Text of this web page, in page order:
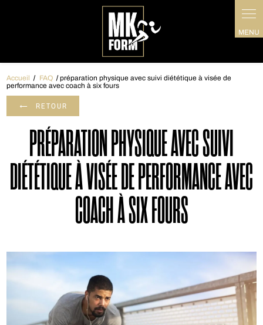
Accueil FAQ préparation physique avec suivi diététique à visée de
performance avec coach à six fours
RETOUR
PRÉPARATION PHYSIQUE AVEC SUIVI
DIÉTÉTIQUE À VISÉE DE PERFORMANCE AVEC
COACH À SIX FOURS
Panneau de gestion des cookies